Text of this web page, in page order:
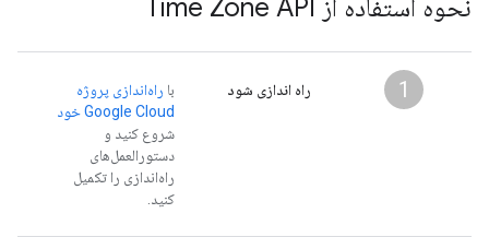
نحوه استفاده از Time Zone API
1 راه اندازی شود با راه‌اندازی پروژه
Google Cloud خود
شروع کنید و
دستورالعمل‌های
راه‌اندازی را تکمیل
کنید.